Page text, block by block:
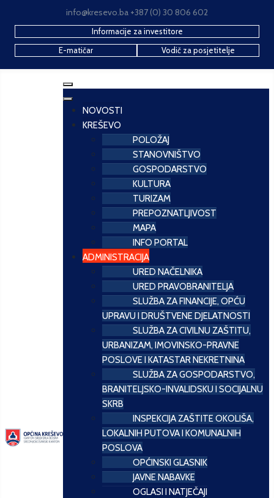
info@kresevo.ba +387 (0) 30 806 602
Informacije za investitore
E-matičar
Vodič za posjetitelje
NOVOSTI
KREŠEVO
POLOŽAJ
STANOVNIŠTVO
GOSPODARSTVO
KULTURA
TURIZAM
PREPOZNATLJIVOST
MAPA
INFO PORTAL
ADMINISTRACIJA
URED NAČELNIKA
URED PRAVOBRANITELJA
SLUŽBA ZA FINANCIJE, OPĆU
UPRAVU I DRUŠTVENE DJELATNOSTI
SLUŽBA ZA CIVILNU ZAŠTITU,
URBANIZAM, IMOVINSKO-PRAVNE
POSLOVE I KATASTAR NEKRETNINA
SLUŽBA ZA GOSPODARSTVO,
BRANITELJSKO-INVALIDSKU I SOCIJALNU
SKRB
INSPEKCIJA ZAŠTITE OKOLIŠA,
LOKALNIH PUTOVA I KOMUNALNIH
POSLOVA
OPĆINSKI GLASNIK
JAVNE NABAVKE
OGLASI I NATJEČAJI